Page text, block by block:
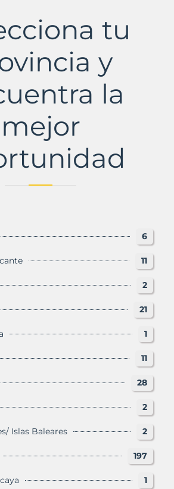
tu
y
la
mejor
6
11
2
21
1
11
28
2
Islas Baleares 2
197
1